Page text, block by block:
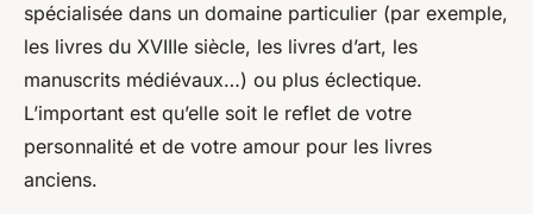
spécialisée dans un domaine particulier (par exemple,
les livres du XVIIIe siècle, les livres d’art, les
manuscrits médiévaux…) ou plus éclectique.
L’important est qu’elle soit le reflet de votre
personnalité et de votre amour pour les livres
anciens.